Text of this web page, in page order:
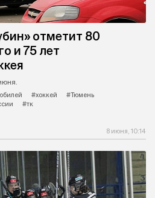
отметит 80
и 75 лет
#хоккей
#Тюмень
#тк
8 июня, 10:14